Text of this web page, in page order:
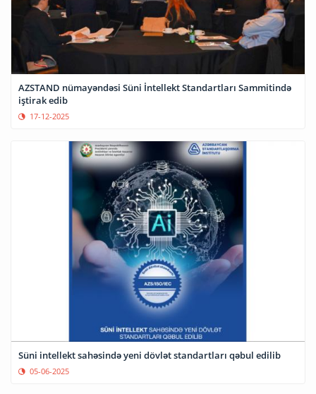
AZSTAND nümayəndəsi Süni İntellekt Standartları Sammitində
iştirak edib
17-12-2025
Süni intellekt sahəsində yeni dövlət standartları qəbul edilib
05-06-2025